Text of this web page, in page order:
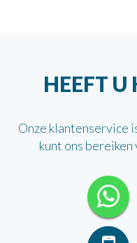
HEEFT U
Onze klantenservice
kunt ons